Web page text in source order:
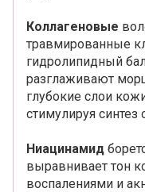
Коллагеновые
травмированные
гидролипидный
разглаживают
глубокие слои
стимулируя синтез
Ниацинамид
выравнивает тон
воспалениями и